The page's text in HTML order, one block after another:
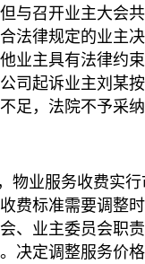
与召开业主大会
法律规定的业主
业主具有法律约
司起诉业主刘某
足，法院不予采纳
物业服务收费实
费标准需要调整
、业主委员会职
决定调整服务价